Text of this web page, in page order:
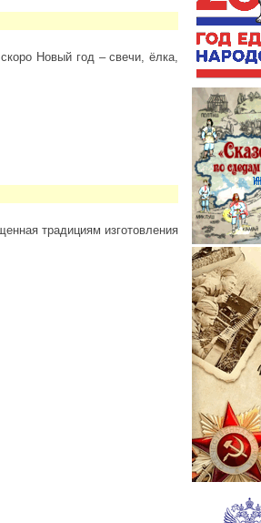
Новый год – свечи, ёлка,
традициям изготовления